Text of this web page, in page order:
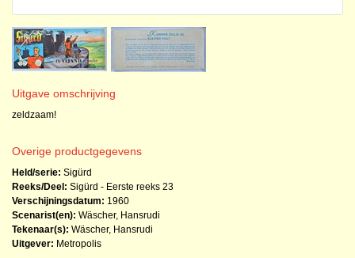
Uitgave omschrijving
zeldzaam!
Overige productgegevens
Held/serie: Sigürd
Reeks/Deel: Sigürd - Eerste reeks 23
Verschijningsdatum: 1960
Scenarist(en): Wäscher, Hansrudi
Tekenaar(s): Wäscher, Hansrudi
Uitgever: Metropolis